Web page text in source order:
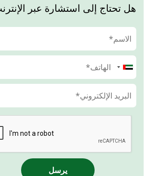
هل تحتاج إلى استشارة عبر
يرسل